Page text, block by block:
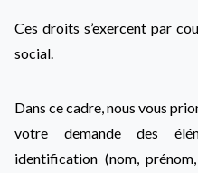
Ces droits s’exercent par
social.
Dans ce cadre, nous vous
votre demande des
identification (nom,